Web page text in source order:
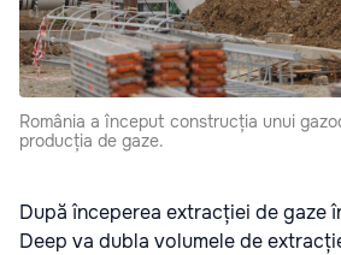
România a început construcția unui
producția de gaze.
După începerea extracției de gaze
Deep va dubla volumele de